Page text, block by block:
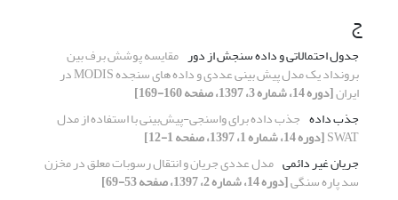
ج
جدول احتمالاتی و داده سنجش از دور مقایسه پوشش برف بین
برونداد یک مدل پیش بینی عددی و داده های سنجده MODIS در
ایران[دوره 14، شماره 3، 1397، صفحه 160-169]
جذب داده جذب داده برای واسنجی-پیش‌بینی با استفاده از مدل
SWAT[دوره 14، شماره 1، 1397، صفحه 1-12]
جریان غیر دائمی مدل عددی جریان و انتقال رسوبات معلق در مخزن
سد پاره سنگی[دوره 14، شماره 2، 1397، صفحه 53-69]